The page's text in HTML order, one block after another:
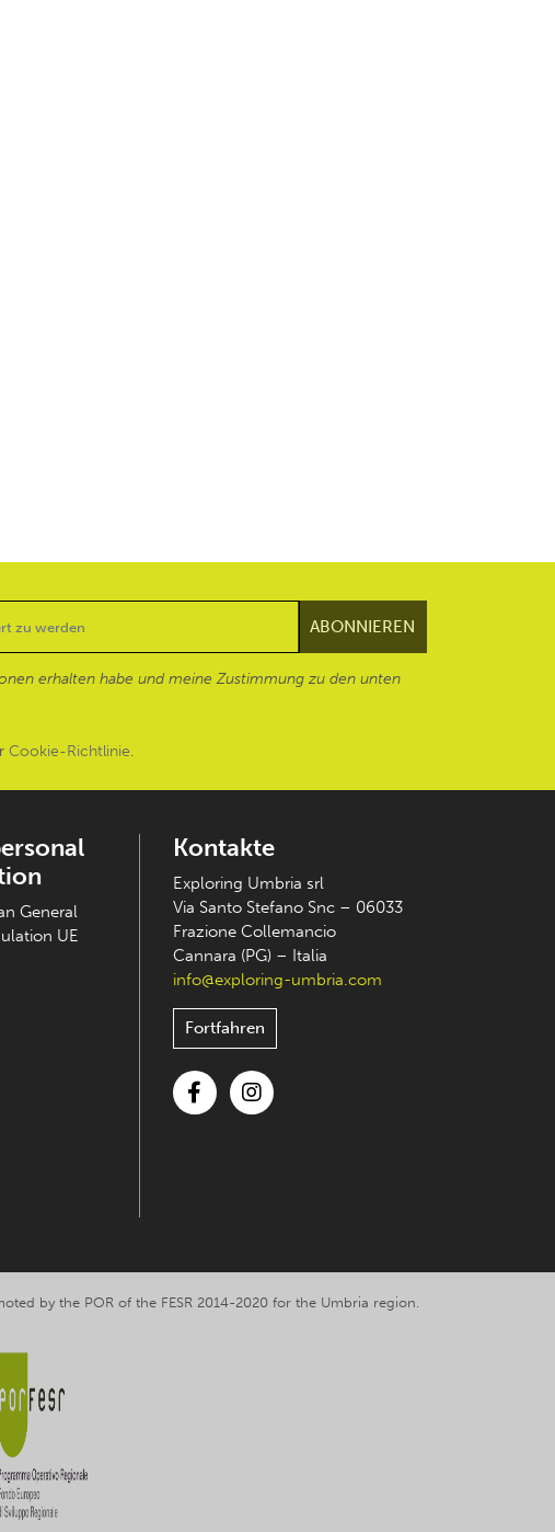
erhalten habe und meine Zustimmung zu den unten
Cookie-Richtlinie.
General
UE
Kontakte
Exploring Umbria srl
Via Santo Stefano Snc – 06033
Frazione Collemancio
Cannara (PG) – Italia
info@exploring-umbria.com
Fortfahren
by the POR of the FESR 2014-2020 for the Umbria region.